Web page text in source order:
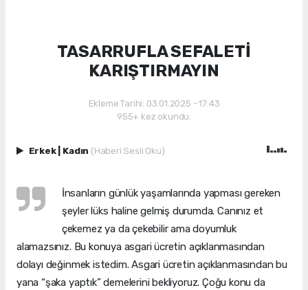
TASARRUFLA SEFALETİ
KARIŞTIRMAYIN
Ekleme Tarihi: 03.01.2025 - 17:43
955+ kez okundu.
Erkek Kadın (Haberi Sesli Oku)
İnsanların günlük yaşamlarında yapması gereken
şeyler lüks haline gelmiş durumda. Canınız et
çekemez ya da çekebilir ama doyumluk
alamazsınız. Bu konuya asgari ücretin açıklanmasından
dolayı değinmek istedim. Asgari ücretin açıklanmasından bu
yana “şaka yaptık” demelerini bekliyoruz. Çoğu konu da